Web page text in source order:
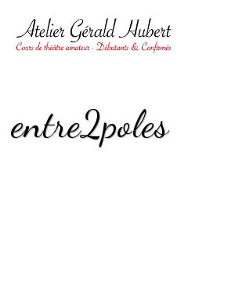
entre2poles